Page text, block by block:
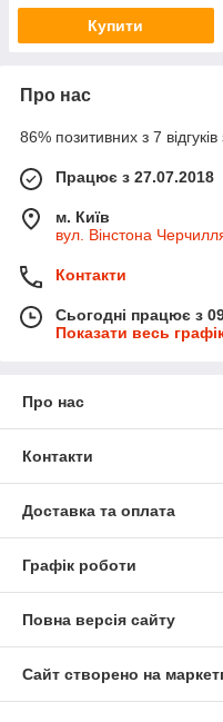
Купити
Про нас
86% позитивних з 7 відгуків
Працює з 27.07.2018
м. Київ
вул. Вінстона
Контакти
Сьогодні працює з
Показати весь
Про нас
Контакти
Доставка та оплата
Графік роботи
Повна версія сайту
Сайт створено на